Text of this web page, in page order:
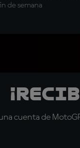
de semana
cuenta de